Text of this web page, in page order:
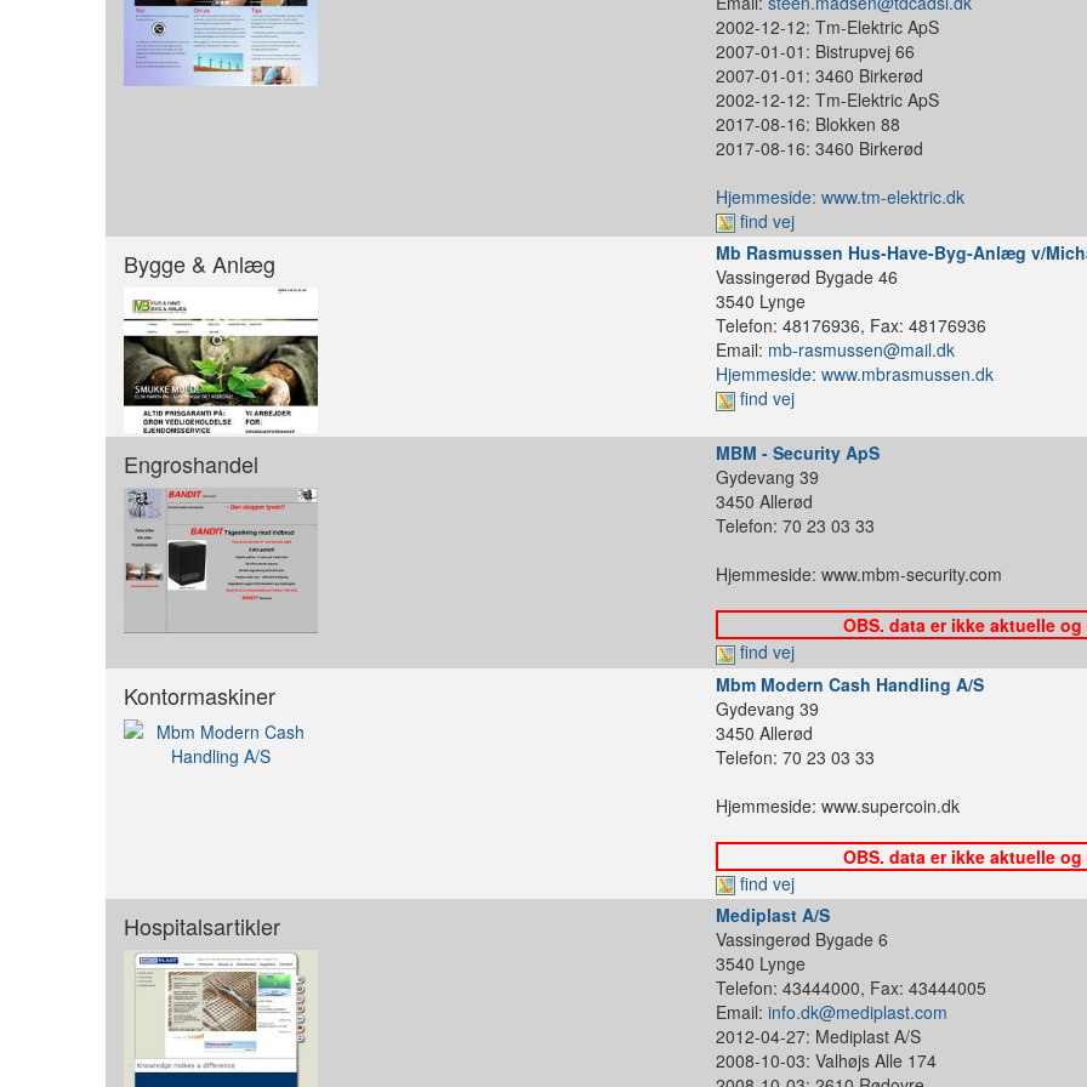
2002-12-12: Tm-Elektric ApS
2007-01-01: Bistrupvej 66
2007-01-01: 3460 Birkerød
2002-12-12: Tm-Elektric ApS
2017-08-16: Blokken 88
2017-08-16: 3460 Birkerød
Hjemmeside: www.tm-elektric.dk
find vej
Bygge & Anlæg
Mb Rasmussen Hus-Have-Byg-Anlæg v/
Vassingerød Bygade 46
3540 Lynge
Telefon: 48176936, Fax: 48176936
Email: mb-rasmussen@mail.dk
Hjemmeside: www.mbrasmussen.dk
find vej
Engroshandel
MBM - Security ApS
Gydevang 39
3450 Allerød
Telefon: 70 23 03 33
Hjemmeside: www.mbm-security.com
OBS. data er ikke aktuelle
find vej
Kontormaskiner
Mbm Modern Cash Handling A/S
Gydevang 39
3450 Allerød
Telefon: 70 23 03 33
Hjemmeside: www.supercoin.dk
OBS. data er ikke aktuelle
find vej
Hospitalsartikler
Mediplast A/S
Vassingerød Bygade 6
3540 Lynge
Telefon: 43444000, Fax: 43444005
Email: info.dk@mediplast.com
2012-04-27: Mediplast A/S
2008-10-03: Valhøjs Alle 174